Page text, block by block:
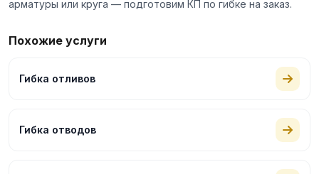
арматуры или круга — подготовим КП по гибке на заказ.
Похожие услуги
Гибка отливов
Гибка отводов